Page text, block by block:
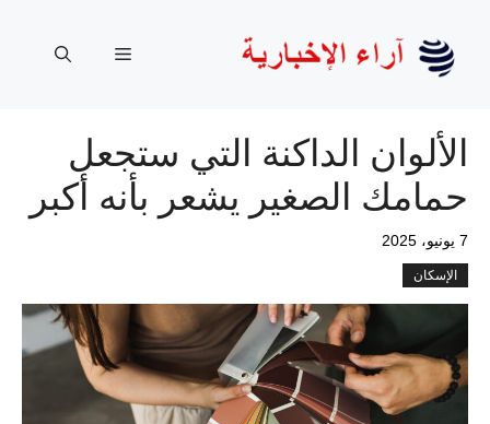
المحتوى
القائمة
الألوان الداكنة التي ستجعل
حمامك الصغير يشعر بأنه أكبر
7 يونيو، 2025
الإسكان